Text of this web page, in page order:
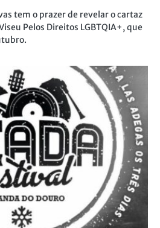
tem o prazer de revelar o cartaz
Pelos Direitos LGBTQIA+, que